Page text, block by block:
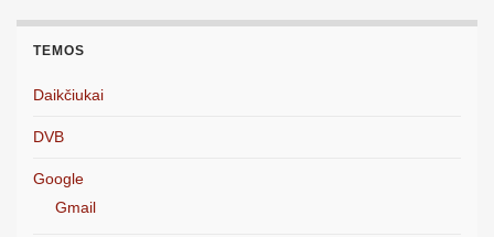
TEMOS
Daikčiukai
DVB
Google
Gmail